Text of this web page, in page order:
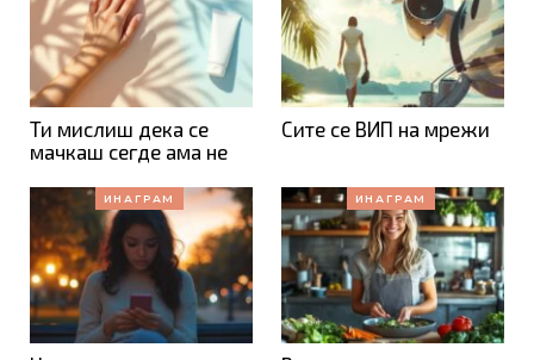
Ти мислиш дека се
мачкаш сегде ама не
Сите се ВИП на мрежи
ИНАГРАМ ИНАГРАМ